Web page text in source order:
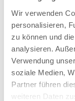
Wir verwenden
personalisieren,
zu können und
analysieren.
Verwendung
soziale Medien,
Partner führen
weiteren Daten
Fokus auf
Integration
Wie bei HP-
auch auf